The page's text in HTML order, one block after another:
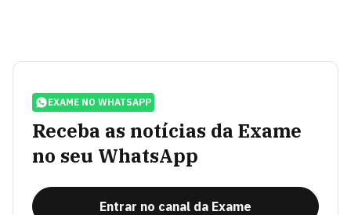
EXAME NO WHATSAPP
Receba as notícias da Exame
no seu WhatsApp
Entrar no canal da Exame